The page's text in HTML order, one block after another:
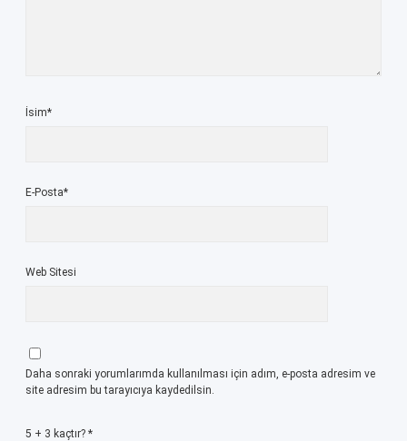
İsim*
E-Posta*
Web Sitesi
Daha sonraki yorumlarımda kullanılması için adım, e-posta adresim ve
site adresim bu tarayıcıya kaydedilsin.
5 + 3 kaçtır? *